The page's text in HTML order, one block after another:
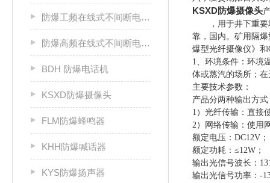
防爆工频在线式不间断电源箱
防爆高频在线式不间断电源箱
BDH 防爆电话机
KSXD防爆摄像头
FLM防爆蜂鸣器
KHH防爆喊话器
KYS防爆扬声器
KSXD防爆摄像头
，用于井下重
靠，国内。矿用隔
爆型光纤摄像仪》和
1、环境条件：环境
体或蒸汽的场所；
主要技术参数：
产品分两种输出方式
1）光纤传输：直接
2）网络传输：使用
额定电压：DC12V；
额定功耗：≤12W；
输出光信号波长：
输出光信号功率：-